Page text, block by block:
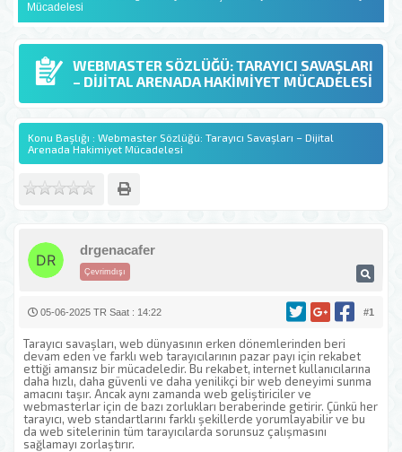
Mücadelesi
WEBMASTER SÖZLÜĞÜ: TARAYICI SAVAŞLARI
– DIJITAL ARENADA HAKIMIYET MÜCADELESI
Konu Başlığı : Webmaster Sözlüğü: Tarayıcı Savaşları – Dijital
Arenada Hakimiyet Mücadelesi
Çevrimdışı
drgenacafer
#1
05-06-2025 TR Saat : 14:22
Tarayıcı savaşları, web dünyasının erken dönemlerinden beri
devam eden ve farklı web tarayıcılarının pazar payı için rekabet
ettiği amansız bir mücadeledir. Bu rekabet, internet kullanıcılarına
daha hızlı, daha güvenli ve daha yenilikçi bir web deneyimi sunma
amacını taşır. Ancak aynı zamanda web geliştiriciler ve
webmasterlar için de bazı zorlukları beraberinde getirir. Çünkü her
tarayıcı, web standartlarını farklı şekillerde yorumlayabilir ve bu
da web sitelerinin tüm tarayıcılarda sorunsuz çalışmasını
sağlamayı zorlaştırır.